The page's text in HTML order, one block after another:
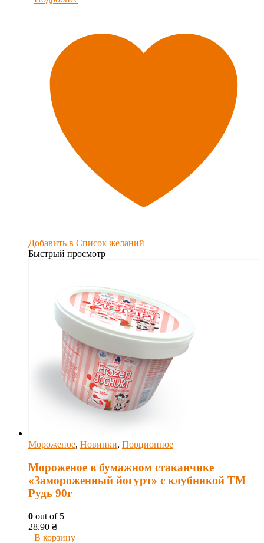
Добавить в Список желаний
Быстрый просмотр
Мороженое, Новинки, Порционное
Мороженое в бумажном стаканчике
«Замороженный йогурт» с клубникой ТМ
Рудь 90г
0 out of 5
28.90 ₴
В корзину